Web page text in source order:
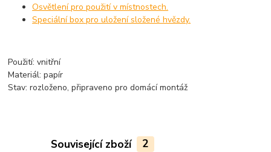
Osvětlení pro použití v místnostech.
Speciální box pro uložení složené hvězdy.
Použití: vnitřní
Materiál: papír
Stav: rozloženo, připraveno pro domácí montáž
Související zboží 2